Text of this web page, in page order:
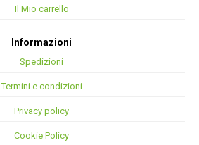
Il Mio carrello
Informazioni
Spedizioni
Termini e condizioni
Privacy policy
Cookie Policy